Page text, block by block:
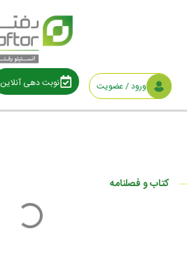
ورود / عضویت نوبت دهی آنلاین
کتاب و فصلنامه